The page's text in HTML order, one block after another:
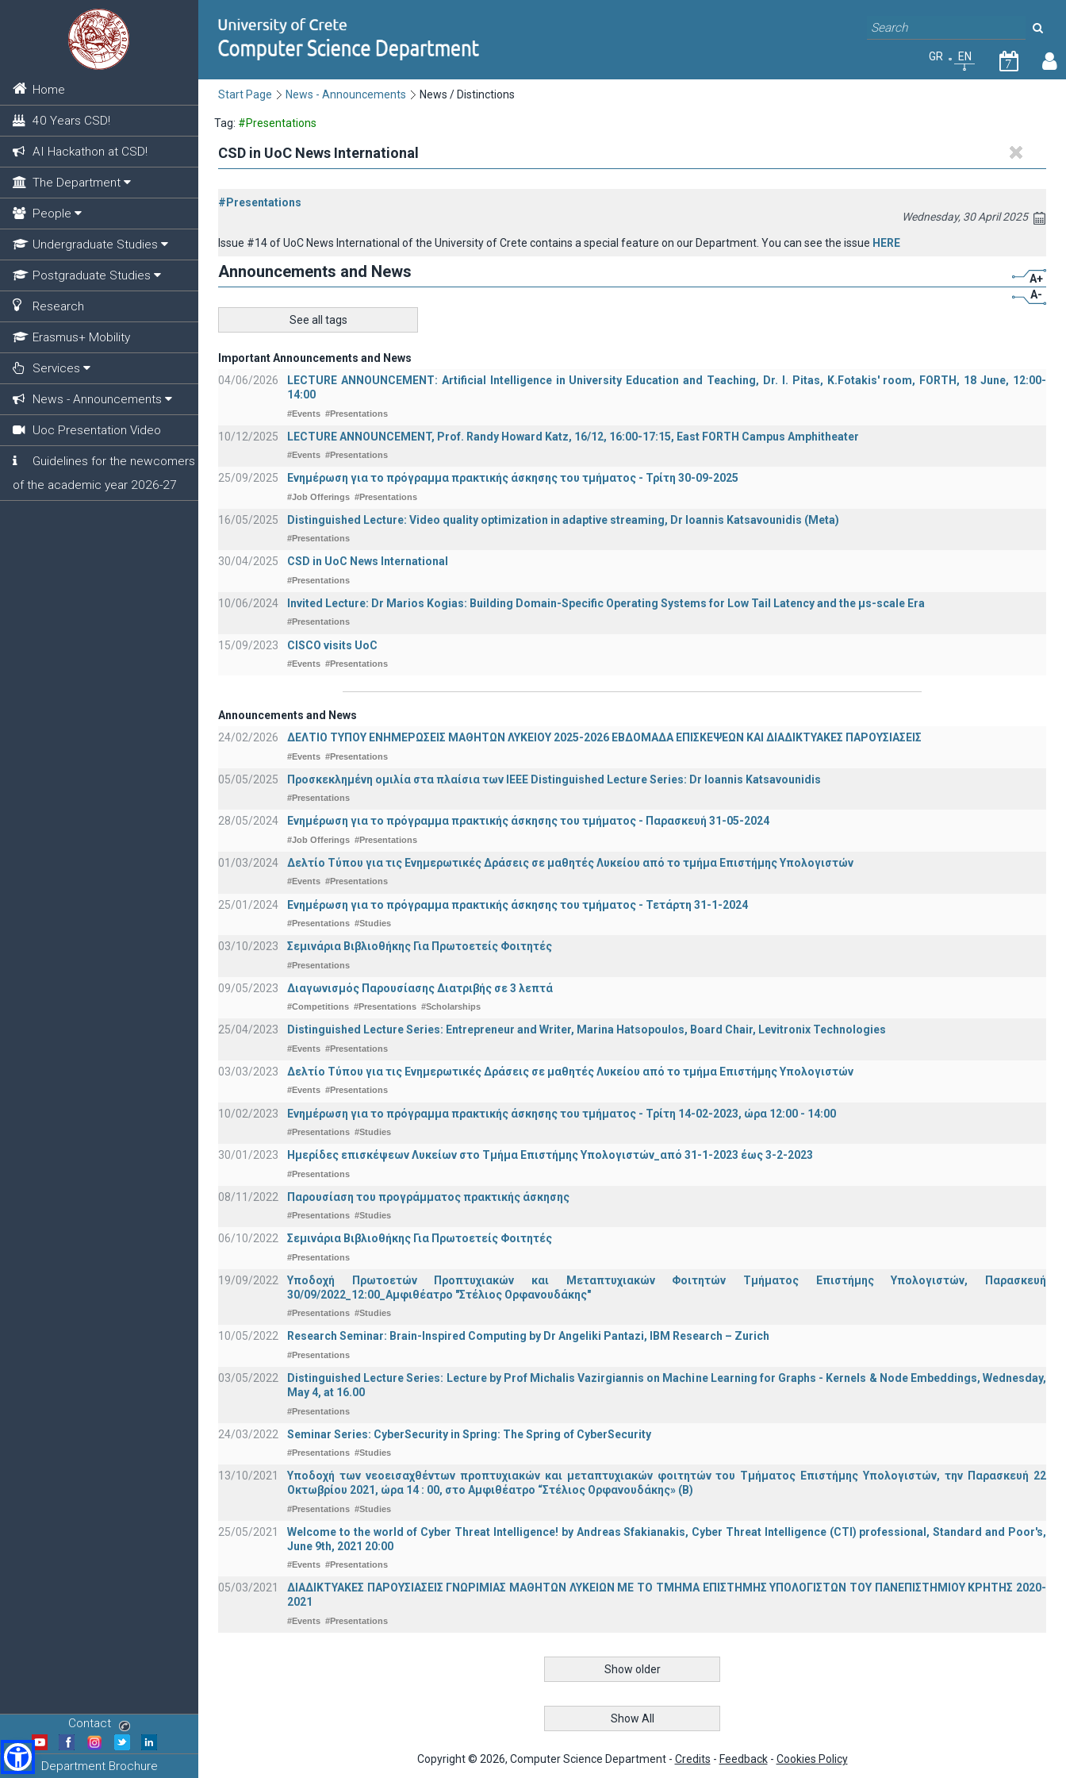
Home
40 Years CSD!
AI Hackathon at CSD!
The Department
People
Undergraduate Studies
Postgraduate Studies
Research
Erasmus+ Mobility
Services
News - Announcements
Uoc Presentation Video
Guidelines for the newcomers
of the academic year 2026-27
Contact
Department Brochure
GR EN
7
Start Page News - Announcements News / Distinctions
Tag: #Presentations
CSD in UoC News International
#Presentations
Wednesday, 30 April 2025
Issue #14 of UoC News International of the University of Crete contains a special feature on our Department. You can see the issue HERE
Announcements and News
A+
A-
See all tags
Important Announcements and News
04/06/2026
LECTURE ANNOUNCEMENT: Artificial Intelligence in University Education and Teaching, Dr. I. Pitas, K.Fotakis' room, FORTH, 18 June, 12:00-
14:00
#Events #Presentations
10/12/2025 LECTURE ANNOUNCEMENT, Prof. Randy Howard Katz, 16/12, 16:00-17:15, East FORTH Campus Amphitheater
#Events #Presentations
25/09/2025 Ενημέρωση για το πρόγραμμα πρακτικής άσκησης του τμήματος - Τρίτη 30-09-2025
#Job Offerings #Presentations
16/05/2025 Distinguished Lecture: Video quality optimization in adaptive streaming, Dr Ioannis Katsavounidis (Meta)
#Presentations
30/04/2025 CSD in UoC News International
#Presentations
10/06/2024 Invited Lecture: Dr Marios Kogias: Building Domain-Specific Operating Systems for Low Tail Latency and the μs-scale Era
#Presentations
15/09/2023 CISCO visits UoC
#Events #Presentations
Announcements and News
24/02/2026
ΔΕΛΤΙΟ ΤΥΠΟΥ ΕΝΗΜΕΡΩΣΕΙΣ ΜΑΘΗΤΩΝ ΛΥΚΕΙΟΥ 2025-2026 ΕΒΔΟΜΑΔΑ ΕΠΙΣΚΕΨΕΩΝ ΚΑΙ ΔΙΑΔΙΚΤΥΑΚΕΣ ΠΑΡΟΥΣΙΑΣΕΙΣ
#Events #Presentations
05/05/2025 Προσκεκλημένη ομιλία στα πλαίσια των IEEE Distinguished Lecture Series: Dr Ioannis Katsavounidis
#Presentations
28/05/2024 Ενημέρωση για το πρόγραμμα πρακτικής άσκησης του τμήματος - Παρασκευή 31-05-2024
#Job Offerings #Presentations
01/03/2024 Δελτίο Τύπου για τις Ενημερωτικές Δράσεις σε μαθητές Λυκείου από το τμήμα Επιστήμης Υπολογιστών
#Events #Presentations
25/01/2024 Ενημέρωση για το πρόγραμμα πρακτικής άσκησης του τμήματος - Τετάρτη 31-1-2024
#Presentations #Studies
03/10/2023 Σεμινάρια Βιβλιοθήκης Για Πρωτοετείς Φοιτητές
#Presentations
09/05/2023 Διαγωνισμός Παρουσίασης Διατριβής σε 3 λεπτά
#Competitions #Presentations #Scholarships
25/04/2023 Distinguished Lecture Series: Entrepreneur and Writer, Marina Hatsopoulos, Board Chair, Levitronix Technologies
#Events #Presentations
03/03/2023 Δελτίο Τύπου για τις Ενημερωτικές Δράσεις σε μαθητές Λυκείου από το τμήμα Επιστήμης Υπολογιστών
#Events #Presentations
10/02/2023 Ενημέρωση για το πρόγραμμα πρακτικής άσκησης του τμήματος - Τρίτη 14-02-2023, ώρα 12:00 - 14:00
#Presentations #Studies
30/01/2023 Ημερίδες επισκέψεων Λυκείων στο Τμήμα Επιστήμης Υπολογιστών_από 31-1-2023 έως 3-2-2023
#Presentations
08/11/2022 Παρουσίαση του προγράμματος πρακτικής άσκησης
#Presentations #Studies
06/10/2022 Σεμινάρια Βιβλιοθήκης Για Πρωτοετείς Φοιτητές
#Presentations
19/09/2022
Υποδοχή Πρωτοετών Προπτυχιακών και Μεταπτυχιακών Φοιτητών Τμήματος Επιστήμης Υπολογιστών, Παρασκευή
30/09/2022_12:00_Αμφιθέατρο "Στέλιος Ορφανουδάκης"
#Presentations #Studies
10/05/2022 Research Seminar: Brain-Inspired Computing by Dr Angeliki Pantazi, IBM Research – Zurich
#Presentations
03/05/2022
Distinguished Lecture Series: Lecture by Prof Michalis Vazirgiannis on Machine Learning for Graphs - Kernels & Νode Εmbeddings, Wednesday,
May 4, at 16.00
#Presentations
24/03/2022 Seminar Series: CyberSecurity in Spring: The Spring of CyberSecurity
#Presentations #Studies
13/10/2021
Υποδοχή των νεοεισαχθέντων προπτυχιακών και μεταπτυχιακών φοιτητών του Τμήματος Επιστήμης Υπολογιστών, την Παρασκευή 22
Οκτωβρίου 2021, ώρα 14 : 00, στο Αμφιθέατρο “Στέλιος Ορφανουδάκης» (Β)
#Presentations #Studies
25/05/2021
Welcome to the world of Cyber Threat Intelligence! by Andreas Sfakianakis, Cyber Threat Intelligence (CTI) professional, Standard and Poor's,
June 9th, 2021 20:00
#Events #Presentations
05/03/2021
ΔΙΑΔΙΚΤΥΑΚΕΣ ΠΑΡΟΥΣΙΑΣΕΙΣ ΓΝΩΡΙΜΙΑΣ ΜΑΘΗΤΩΝ ΛΥΚΕΙΩΝ ΜΕ ΤΟ ΤΜΗΜΑ ΕΠΙΣΤΗΜΗΣ ΥΠΟΛΟΓΙΣΤΩΝ ΤΟΥ ΠΑΝΕΠΙΣΤΗΜΙΟΥ ΚΡΗΤΗΣ 2020-
2021
#Events #Presentations
Show older
Show All
Copyright © 2026, Computer Science Department - Credits - Feedback- Cookies Policy